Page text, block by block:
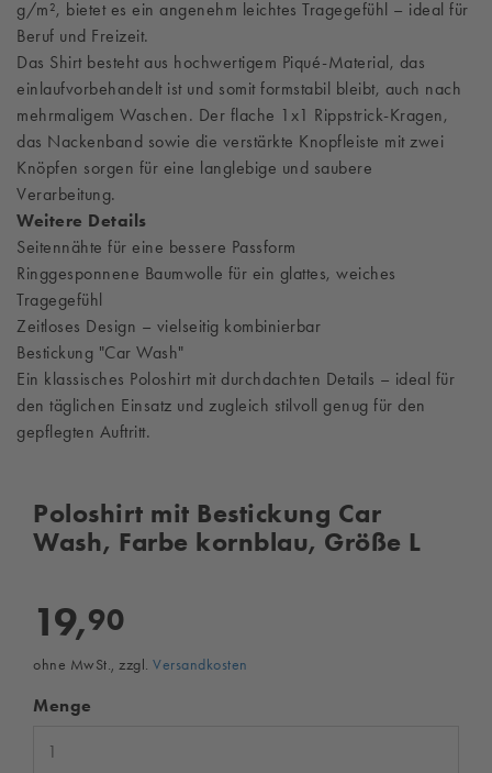
g/m², bietet es ein angenehm leichtes Tragegefühl – ideal für
Beruf und Freizeit.
Das Shirt besteht aus hochwertigem Piqué-Material, das
einlaufvorbehandelt ist und somit formstabil bleibt, auch nach
mehrmaligem Waschen. Der flache 1x1 Rippstrick-Kragen,
das Nackenband sowie die verstärkte Knopfleiste mit zwei
Knöpfen sorgen für eine langlebige und saubere
Verarbeitung.
Weitere Details
Seitennähte für eine bessere Passform
Ringgesponnene Baumwolle für ein glattes, weiches
Tragegefühl
Zeitloses Design – vielseitig kombinierbar
Bestickung "Car Wash"
Ein klassisches Poloshirt mit durchdachten Details – ideal für
den täglichen Einsatz und zugleich stilvoll genug für den
gepflegten Auftritt.
Poloshirt mit Bestickung Car
Wash, Farbe kornblau, Größe L
19,90
ohne MwSt., zzgl. Versandkosten
Menge